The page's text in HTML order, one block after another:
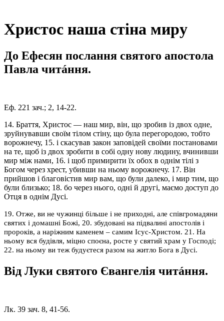
Христос наша стіна миру
До Ефесян послання святого апостола
Павла читáння.
Еф. 221 зач.; 2, 14-22.
14. Браття, Христoс — наш мир, він, що зробив із двох одне,
зруйнувавши своїм тілом стіну, що була перегородою, тобто
ворожнечу, 15. і скасував закон заповідей своїми постановами
на те, щоб із двох зробити в собі одну нову людину, вчинивши
мир між нами, 16. і щоб примирити їх обох в однім тілі з
Богом через хрест, убивши на ньому ворожнечу. 17. Він
прийшов і благовістив мир вам, що були далеко, і мир тим, що
були близько; 18. бо через нього, одні й другі, маємо доступ до
Отця в однім Дусі.
19. Отже, ви не чужинці більше і не приходні, але співгромадяни
святих і домашні Божі, 20. збудовані на підвалині апостолів і
пророків, а наріжним каменем – самим Ісус-Христом. 21. На
ньому вся будівля, міцно споєна, росте у святий храм у Господі;
22. на ньому ви теж будуєтеся разом на житло Бога в Дусі.
Від Луки святого Євангелія читáння.
Лк. 39 зач. 8, 41-56.